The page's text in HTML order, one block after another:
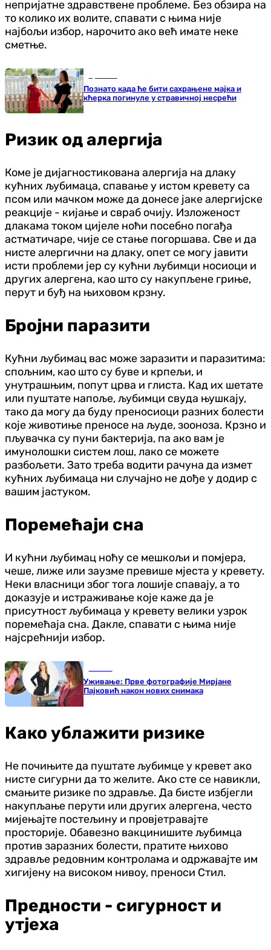
непријатне здравствене проблеме. Без обзира на
то колико их волите, спавати с њима није
најбољи избор, нарочито ако већ имате неке
сметње.
Познато када ће бити сахрањене мајка и
кћерка погинуле у стравичној несрећи
Ризик од алергија
Коме је дијагностикована алергија на длаку
кућних љубимаца, спавање у истом кревету са
псом или мачком може да донесе јаке алергијске
реакције - кијање и свраб очију. Изложеност
длакама током цијеле ноћи посебно погађа
астматичаре, чије се стање погоршава. Све и да
нисте алергични на длаку, опет се могу јавити
исти проблеми јер су кућни љубимци носиоци и
других алергена, као што су накупљене гриње,
перут и буђ на њиховом крзну.
Бројни паразити
Кућни љубимац вас може заразити и паразитима:
спољним, као што су буве и крпељи, и
унутрашњим, попут црва и глиста. Кад их шетате
или пуштате напоље, љубимци свуда њушкају,
тако да могу да буду преносиоци разних болести
које животиње преносе на људе, зооноза. Крзно и
пљувачка су пуни бактерија, па ако вам је
имунолошки систем лош, лако се можете
разбољети. Зато треба водити рачуна да измет
кућних љубимаца ни случајно не дође у додир с
вашим јастуком.
Поремећаји сна
И кућни љубимац ноћу се мешкољи и помјера,
чеше, лиже или заузме превише мјеста у кревету.
Неки власници због тога лошије спавају, а то
доказује и истраживање које каже да је
присутност љубимаца у кревету велики узрок
поремећаја сна. Дакле, спавати с њима није
најсрећнији избор.
Уживање: Прве фотографије Мирјане
Пајковић након нових снимака
Како ублажити ризике
Не почињите да пуштате љубимце у кревет ако
нисте сигурни да то желите. Ако сте се навикли,
смањите ризике по здравље. Да бисте избјегли
накупљање перути или других алергена, често
мијењајте постељину и провјетравајте
просторије. Обавезно вакцинишите љубимца
против заразних болести, пратите њихово
здравље редовним контролама и одржавајте им
хигијену на високом нивоу, преноси Стил.
Предности - сигурност и
утјеха